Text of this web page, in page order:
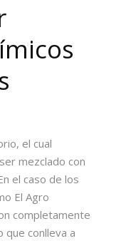
el cual
mezclado con
el caso de los
El Agro
completamente
que conlleva a